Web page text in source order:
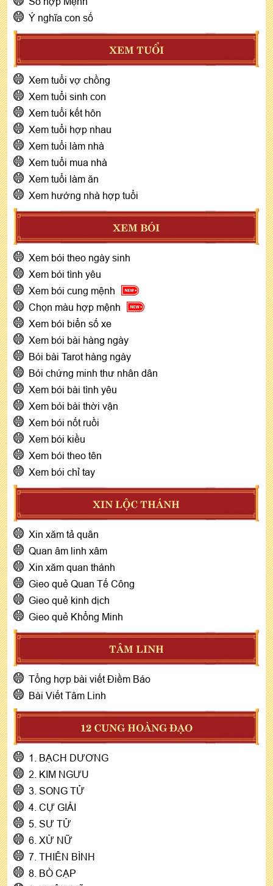
Ý nghĩa con số
XEM TUỔI
Xem tuổi vợ chồng
Xem tuổi sinh con
Xem tuổi kết hôn
Xem tuổi hợp nhau
Xem tuổi làm nhà
Xem tuổi mua nhà
Xem tuổi làm ăn
Xem hướng nhà hợp tuổi
XEM BÓI
Xem bói theo ngày sinh
Xem bói tình yêu
Xem bói cung mệnh
Chọn màu hợp mệnh
Xem bói biển số xe
Xem bói bài hàng ngày
Bói bài Tarot hàng ngày
Bói chứng minh thư nhân dân
Xem bói bài tình yêu
Xem bói bài thời vận
Xem bói nốt ruồi
Xem bói kiều
Xem bói theo tên
Xem bói chỉ tay
XIN LỘC THÁNH
Xin xăm tả quân
Quan âm linh xâm
Xin xăm quan thánh
Gieo quẻ Quan Tế Công
Gieo quẻ kinh dịch
Gieo quẻ Khổng Minh
TÂM LINH
Tổng hợp bài viết Điềm Báo
Bài Viết Tâm Linh
12 CUNG HOÀNG ĐẠO
1. BẠCH DƯƠNG
2. KIM NGƯU
3. SONG TỬ
4. CỰ GIẢI
5. SƯ TỬ
6. XỬ NỮ
7. THIÊN BÌNH
8. BÒ CẠP